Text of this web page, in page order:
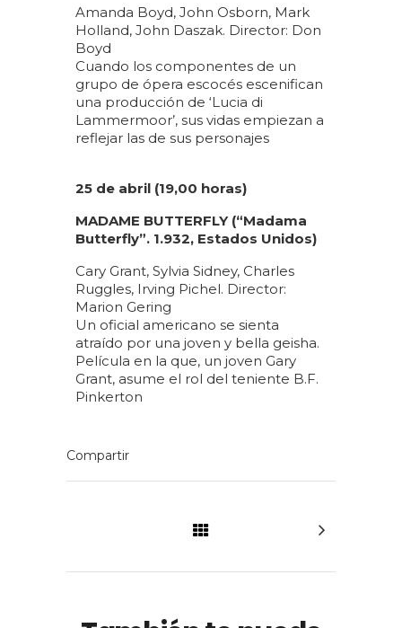
Amanda Boyd, John Osborn, Mark
Holland, John Daszak. Director: Don
Boyd
Cuando los componentes de un
grupo de ópera escocés escenifican
una producción de ‘Lucia di
Lammermoor’, sus vidas empiezan a
reflejar las de sus personajes
25 de abril (19,00 horas)
MADAME BUTTERFLY (“Madama
Butterfly”. 1.932, Estados Unidos)
Cary Grant, Sylvia Sidney, Charles
Ruggles, Irving Pichel. Director:
Marion Gering
Un oficial americano se sienta
atraído por una joven y bella geisha.
Película en la que, un joven Gary
Grant, asume el rol del teniente B.F.
Pinkerton